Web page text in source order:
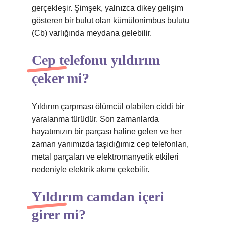
gerçekleşir. Şimşek, yalnızca dikey gelişim
gösteren bir bulut olan kümülonimbus bulutu
(Cb) varlığında meydana gelebilir.
Cep telefonu yıldırım
çeker mi?
Yıldırım çarpması ölümcül olabilen ciddi bir
yaralanma türüdür. Son zamanlarda
hayatımızın bir parçası haline gelen ve her
zaman yanımızda taşıdığımız cep telefonları,
metal parçaları ve elektromanyetik etkileri
nedeniyle elektrik akımı çekebilir.
Yıldırım camdan içeri
girer mi?